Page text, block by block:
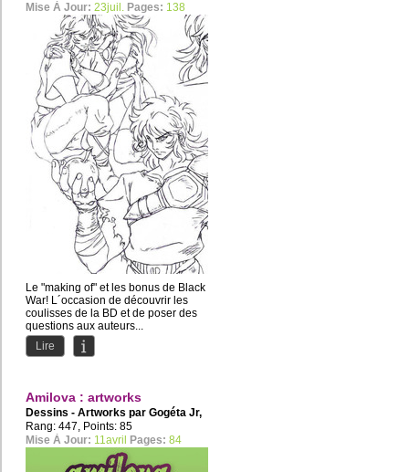
Mise À Jour: 23juil. Pages: 138
Le "making of" et les bonus de Black
War! L´occasion de découvrir les
coulisses de la BD et de poser des
questions aux auteurs...
Lire
Amilova : artworks
Dessins - Artworks par Gogéta Jr,
TroyB
Rang: 447, Points: 85
Mise À Jour: 11avril Pages: 84